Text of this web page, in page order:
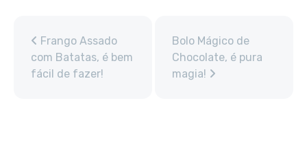
Frango Assado
com Batatas, é bem
fácil de fazer!
Bolo Mágico de
Chocolate, é pura
magia!